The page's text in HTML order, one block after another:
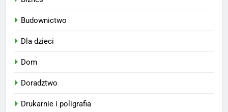
Budownictwo
Dla dzieci
Dom
Doradztwo
Drukarnie i poligrafia